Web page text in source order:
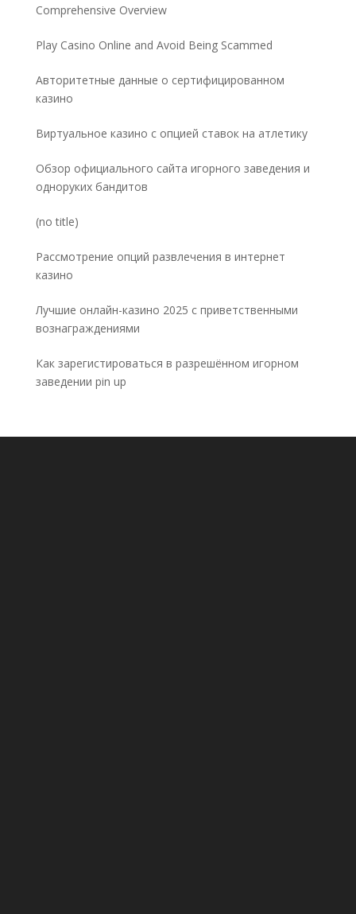
Comprehensive Overview
Play Casino Online and Avoid Being Scammed
Авторитетные данные о сертифицированном
казино
Виртуальное казино с опцией ставок на атлетику
Обзор официального сайта игорного заведения и
одноруких бандитов
(no title)Post
Рассмотрение опций развлечения в интернет
казино
Лучшие онлайн-казино 2025 с приветственными
вознаграждениями
Как зарегистироваться в разрешённом игорном
заведении pin up